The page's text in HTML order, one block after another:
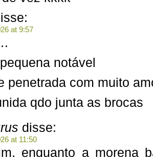
at 9:57
notável
penetrada com muito
qdo junta as brocas
disse:
at 11:50
enquanto a morena